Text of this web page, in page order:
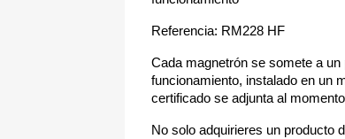
Referencia: RM228 HF
Cada magnetrón se somete a
funcionamiento, instalado en un
certificado se adjunta al
No solo adquirieres un producto